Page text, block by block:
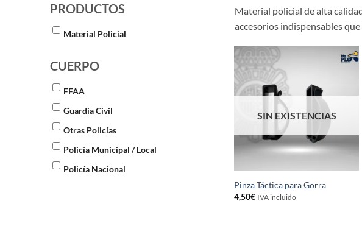
PRODUCTOS
Material Policial
CUERPO
FFAA
Guardia Civil
Otras Policías
Policía Municipal / Local
Policía Nacional
Material policial de alta
accesorios indispensables
SIN EXISTENCIAS
Pinza Táctica para Gorra
4,50€ IVA incluido